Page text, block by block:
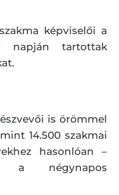
képviselői a
tartottak
is örömmel
14.500 szakmai
hasonlóan –
a négynapos